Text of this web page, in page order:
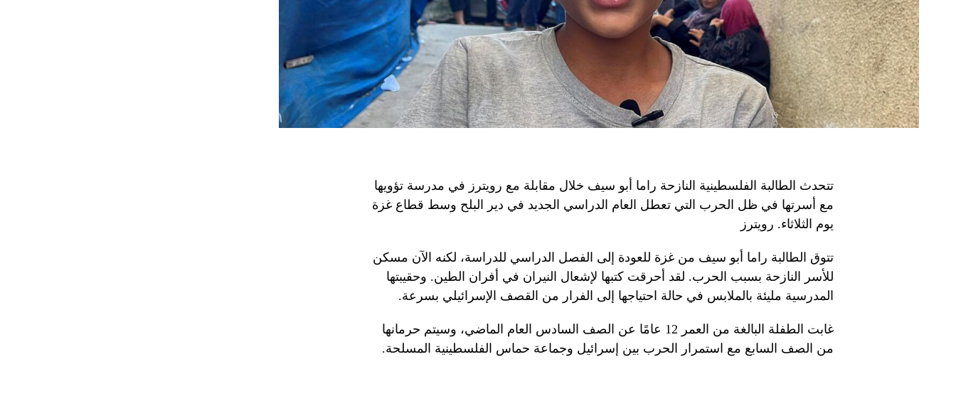
تتحدث الطالبة الفلسطينية النازحة راما أبو سيف خلال مقابلة مع رويترز في مدرسة تؤويها
مع أسرتها في ظل الحرب التي تعطل العام الدراسي الجديد في دير البلح وسط قطاع غزة
يوم الثلاثاء. رويترز
تتوق الطالبة راما أبو سيف من غزة للعودة إلى الفصل الدراسي للدراسة، لكنه الآن مسكن
للأسر النازحة بسبب الحرب. لقد أحرقت كتبها لإشعال النيران في أفران الطين. وحقيبتها
المدرسية مليئة بالملابس في حالة احتياجها إلى الفرار من القصف الإسرائيلي بسرعة.
غابت الطفلة البالغة من العمر 12 عامًا عن الصف السادس العام الماضي، وسيتم حرمانها
من الصف السابع مع استمرار الحرب بين إسرائيل وجماعة حماس الفلسطينية المسلحة.